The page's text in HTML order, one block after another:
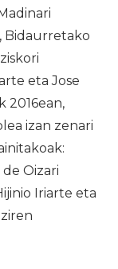
Bidaurretako
eta Jose
2016ean,
izan zenari
Oizari
Iriarte eta